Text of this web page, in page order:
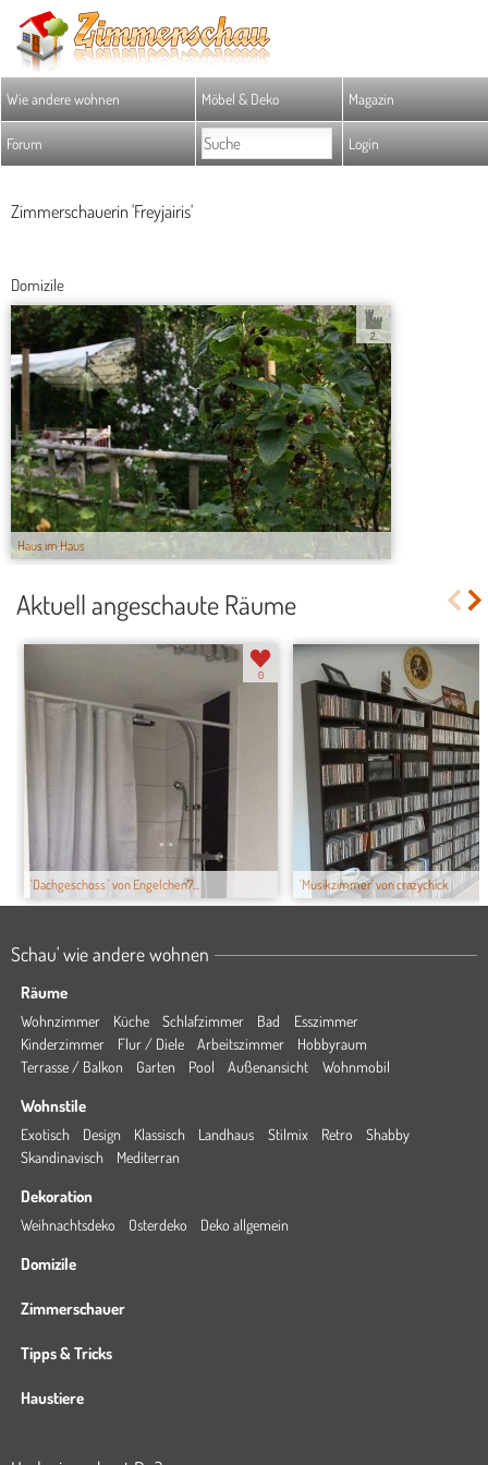
Wie andere wohnen Möbel & Deko Magazin
Forum Login
Zimmerschauerin 'Freyjairis'
Domizile
Haus im Haus
2.
Aktuell angeschaute Räume
'Dachgeschoss ' von Engelchen7...
0
'Musikzimmer' von crazychick
Schau' wie andere wohnen
Räume
Wohnzimmer Küche Schlafzimmer Bad
Esszimmer
Kinderzimmer
Flur / Diele Arbeitszimmer
Hobbyraum
Terrasse / Balkon
Garten Pool Außenansicht Wohnmobil
Wohnstile
Exotisch Design Klassisch Landhaus Stilmix Retro
Shabby
Skandinavisch
Mediterran
Dekoration
Weihnachtsdeko Osterdeko Deko allgemein
Domizile
Zimmerschauer
Tipps & Tricks
Haustiere